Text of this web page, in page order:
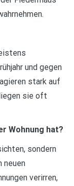
und gegen
stark auf
sie oft
Wohnung hat?
sondern
neuen
verirren,